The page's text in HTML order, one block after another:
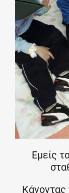
Εμείς
Κάνοντας